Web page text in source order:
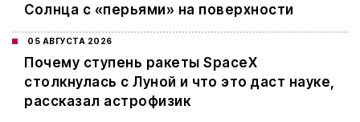
Солнца с «перьями» на поверхности
05 АВГУСТА 2026
Почему ступень ракеты SpaceX
столкнулась с Луной и что это даст науке,
рассказал астрофизик